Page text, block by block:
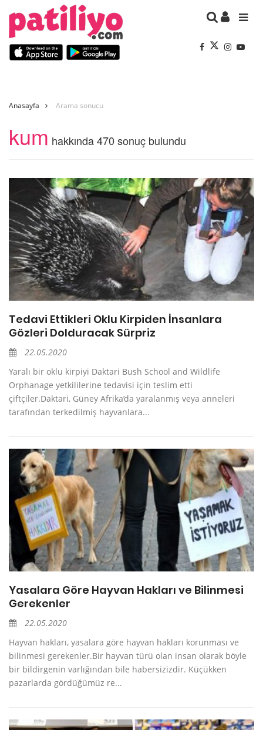
Anasayfa Arama sonucu
kum hakkında 470 sonuç bulundu
Tedavi Ettikleri Oklu Kirpiden İnsanlara
Gözleri Dolduracak Sürpriz
22.05.2020
Yaralı bir oklu kirpiyi Daktari Bush School and Wildlife
Orphanage yetkililerine tedavisi için teslim etti
çiftçiler.Daktari, Güney Afrika’da yaralanmış veya anneleri
tarafından terkedilmiş hayvanlara...
Yasalara Göre Hayvan Hakları ve Bilinmesi
Gerekenler
22.05.2020
Hayvan hakları, yasalara göre hayvan hakları korunması ve
bilinmesi gerekenler.Bir hayvan türü olan insan olarak böyle
bir bildirgenin varlığından bile habersizizdir. Küçükken
pazarlarda gördüğümüz re...